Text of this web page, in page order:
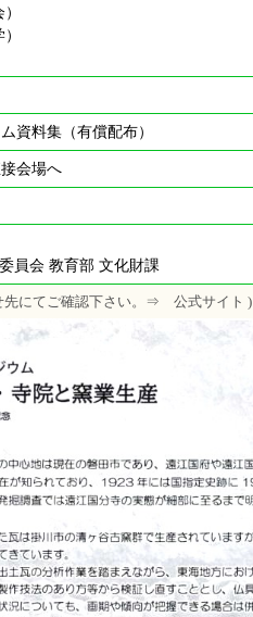
料集（有償配布）
会場へ
員会 教育部 文化財課
先にてご確認下さい。⇒ 公式サイト )